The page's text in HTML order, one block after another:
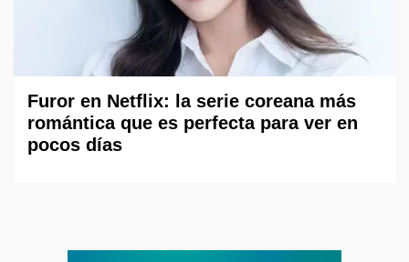
Furor en Netflix: la serie coreana más
romántica que es perfecta para ver en
pocos días